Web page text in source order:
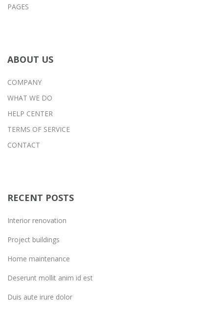
PAGES
ABOUT US
COMPANY
WHAT WE DO
HELP CENTER
TERMS OF SERVICE
CONTACT
RECENT POSTS
Interior renovation
Project buildings
Home maintenance
Deserunt mollit anim id est
Duis aute irure dolor